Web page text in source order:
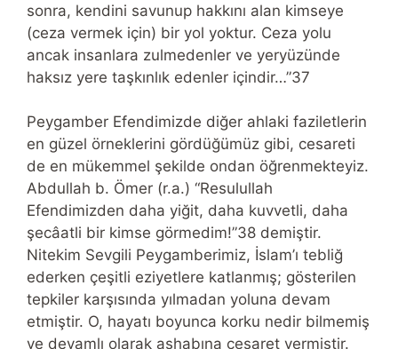
sonra, kendini savunup hakkını alan kimseye
(ceza vermek için) bir yol yoktur. Ceza yolu
ancak insanlara zulmedenler ve yeryüzünde
haksız yere taşkınlık edenler içindir…”37
Peygamber Efendimizde diğer ahlaki faziletlerin
en güzel örneklerini gördüğümüz gibi, cesareti
de en mükemmel şekilde ondan öğrenmekteyiz.
Abdullah b. Ömer (r.a.) “Resulullah
Efendimizden daha yiğit, daha kuvvetli, daha
şecâatli bir kimse görmedim!”38 demiştir.
Nitekim Sevgili Peygamberimiz, İslam’ı tebliğ
ederken çeşitli eziyetlere katlanmış; gösterilen
tepkiler karşısında yılmadan yoluna devam
etmiştir. O, hayatı boyunca korku nedir bilmemiş
ve devamlı olarak ashabına cesaret vermiştir.